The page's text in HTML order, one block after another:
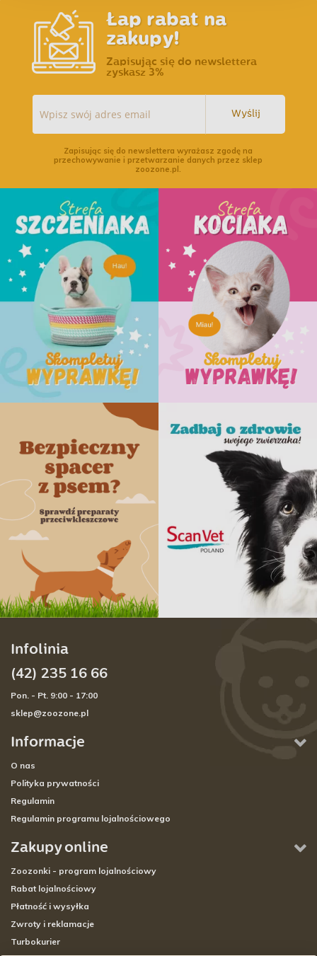
Łap rabat na
zakupy!
Zapisując się do newslettera
zyskasz 3%
Wyślij
Zapisując się do newslettera wyrażasz zgodę na
przechowywanie i przetwarzanie danych przez sklep
zoozone.pl.
Informacje
O nas
Polityka prywatności
Regulamin
Regulamin programu lojalnościowego
Zakupy online
Zoozonki - program lojalnościowy
Rabat lojalnościowy
Płatność i wysyłka
Zwroty i reklamacje
Turbokurier
Infolinia
(42) 235 16 66
Pon. - Pt. 9:00 - 17:00
sklep@zoozone.pl